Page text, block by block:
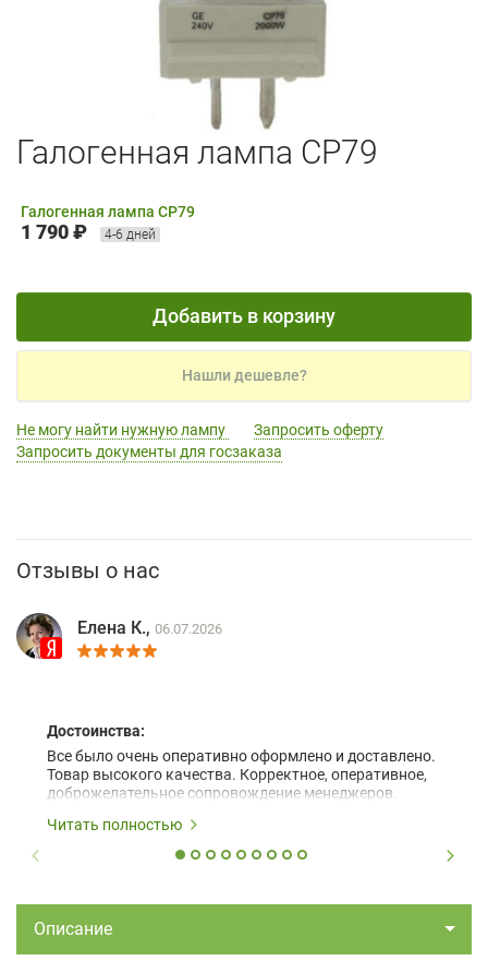
Галогенная лампа CP79
Галогенная лампа CP79
1 790 ₽ 4-6 дней
Добавить в корзину
Нашли дешевле?
Не могу найти нужную лампу
Запросить оферту
Запросить документы для госзаказа
Отзывы о нас
Елена К., 06.07.2026
Достоинства:
Все было очень оперативно оформлено и доставлено.
Товар высокого качества. Корректное, оперативное,
доброжелательное сопровождение менеджеров.
Читать полностью
Описание